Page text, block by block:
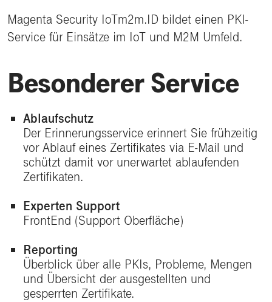
Magenta Security IoTm2m.ID bildet einen PKI-
Service für Einsätze im IoT und M2M Umfeld.
Besonderer Service
Ablaufschutz
Der Erinnerungsservice erinnert Sie frühzeitig
vor Ablauf eines Zertifikates via E-Mail und
schützt damit vor unerwartet ablaufenden
Zertifikaten.
Experten Support
FrontEnd (Support Oberfläche)
Reporting
Überblick über alle PKIs, Probleme, Mengen
und Übersicht der ausgestellten und
gesperrten Zertifikate.